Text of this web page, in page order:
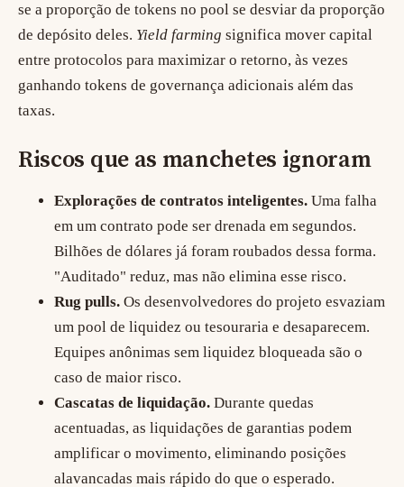
se a proporção de tokens no pool se desviar da proporção
de depósito deles. Yield farming significa mover capital
entre protocolos para maximizar o retorno, às vezes
ganhando tokens de governança adicionais além das
taxas.
Riscos que as manchetes ignoram
Explorações de contratos inteligentes. Uma falha
em um contrato pode ser drenada em segundos.
Bilhões de dólares já foram roubados dessa forma.
"Auditado" reduz, mas não elimina esse risco.
Rug pulls. Os desenvolvedores do projeto esvaziam
um pool de liquidez ou tesouraria e desaparecem.
Equipes anônimas sem liquidez bloqueada são o
caso de maior risco.
Cascatas de liquidação. Durante quedas
acentuadas, as liquidações de garantias podem
amplificar o movimento, eliminando posições
alavancadas mais rápido do que o esperado.